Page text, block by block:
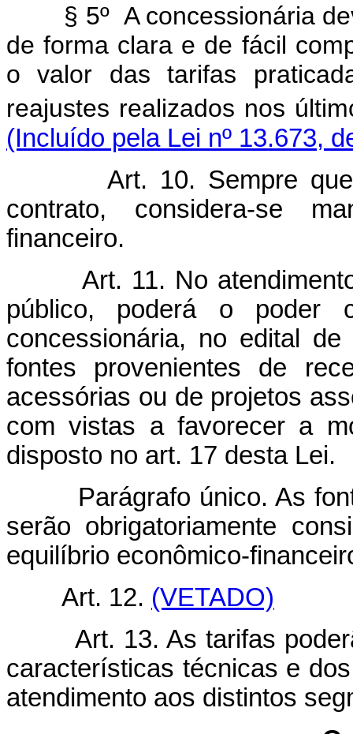
§ 5º A concessionária
de forma clara e de fácil
o valor das tarifas
reajustes realizados nos
(Incluído pela Lei nº 13.673,
Art. 10. Sempre
contrato, considera-se
financeiro.
Art. 11. No
público, poderá o poder
concessionária, no edital
fontes provenientes de
acessórias ou de projetos
com vistas a favorecer a
disposto no art. 17 desta Lei.
Parágrafo único. As
serão obrigatoriamente
equilíbrio econômico-
Art. 12. (VETADO)
Art. 13. As tarifas
características técnicas e
atendimento aos distintos